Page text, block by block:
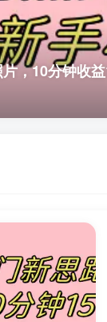
，10分钟收